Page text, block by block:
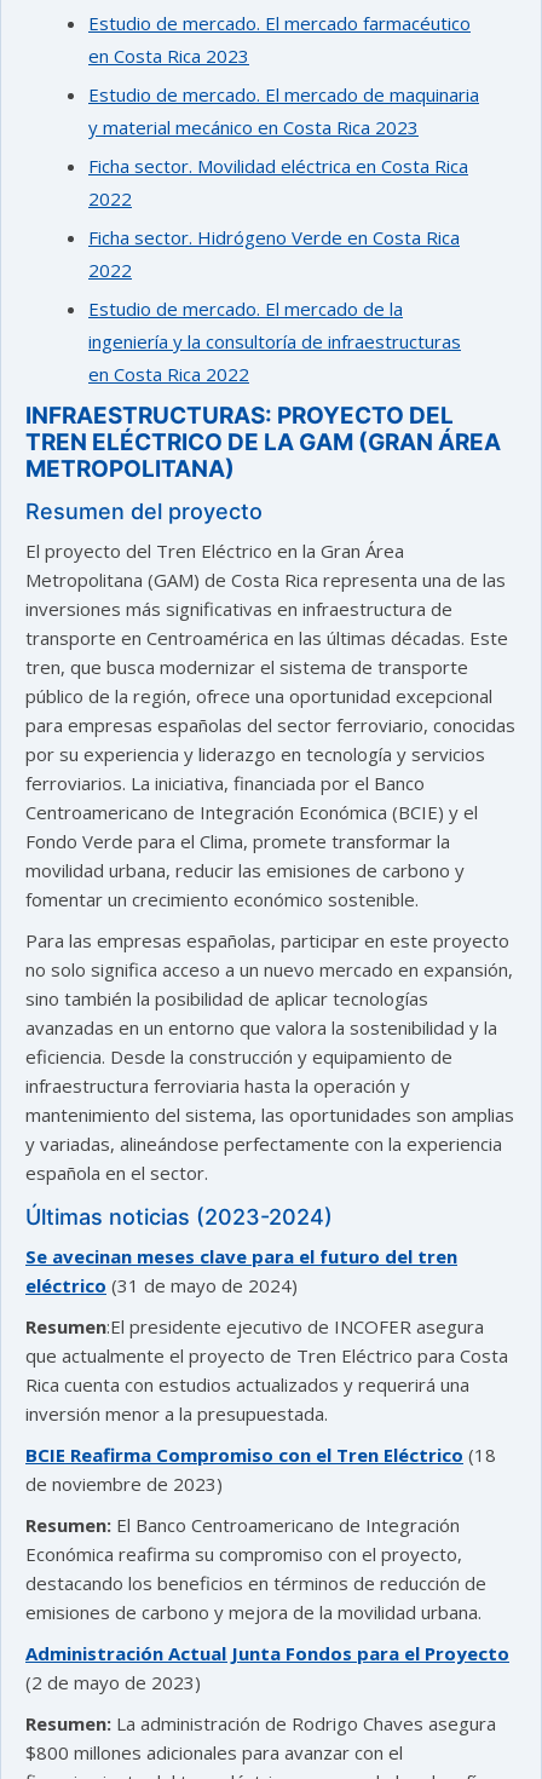
Estudio de mercado. El mercado farmacéutico
en Costa Rica 2023
Estudio de mercado. El mercado de maquinaria
y material mecánico en Costa Rica 2023
Ficha sector. Movilidad eléctrica en Costa Rica
2022
Ficha sector. Hidrógeno Verde en Costa Rica
2022
Estudio de mercado. El mercado de la
ingeniería y la consultoría de infraestructuras
en Costa Rica 2022
INFRAESTRUCTURAS: PROYECTO DEL
TREN ELÉCTRICO DE LA GAM (GRAN ÁREA
METROPOLITANA)
Resumen del proyecto
El proyecto del Tren Eléctrico en la Gran Área
Metropolitana (GAM) de Costa Rica representa una de las
inversiones más significativas en infraestructura de
transporte en Centroamérica en las últimas décadas. Este
tren, que busca modernizar el sistema de transporte
público de la región, ofrece una oportunidad excepcional
para empresas españolas del sector ferroviario, conocidas
por su experiencia y liderazgo en tecnología y servicios
ferroviarios. La iniciativa, financiada por el Banco
Centroamericano de Integración Económica (BCIE) y el
Fondo Verde para el Clima, promete transformar la
movilidad urbana, reducir las emisiones de carbono y
fomentar un crecimiento económico sostenible.
Para las empresas españolas, participar en este proyecto
no solo significa acceso a un nuevo mercado en expansión,
sino también la posibilidad de aplicar tecnologías
avanzadas en un entorno que valora la sostenibilidad y la
eficiencia. Desde la construcción y equipamiento de
infraestructura ferroviaria hasta la operación y
mantenimiento del sistema, las oportunidades son amplias
y variadas, alineándose perfectamente con la experiencia
española en el sector.
Últimas noticias (2023-2024)
Se avecinan meses clave para el futuro del tren
eléctrico (31 de mayo de 2024)
Resumen:El presidente ejecutivo de INCOFER asegura
que actualmente el proyecto de Tren Eléctrico para Costa
Rica cuenta con estudios actualizados y requerirá una
inversión menor a la presupuestada.
BCIE Reafirma Compromiso con el Tren Eléctrico (18
de noviembre de 2023)
Resumen: El Banco Centroamericano de Integración
Económica reafirma su compromiso con el proyecto,
destacando los beneficios en términos de reducción de
emisiones de carbono y mejora de la movilidad urbana.
Administración Actual Junta Fondos para el Proyecto
(2 de mayo de 2023)
Resumen: La administración de Rodrigo Chaves asegura
$800 millones adicionales para avanzar con el